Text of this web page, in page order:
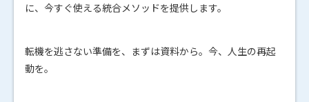
に、今すぐ使える統合メソッドを提供します。
転機を逃さない準備を、まずは資料から。今、人生の再起
動を。